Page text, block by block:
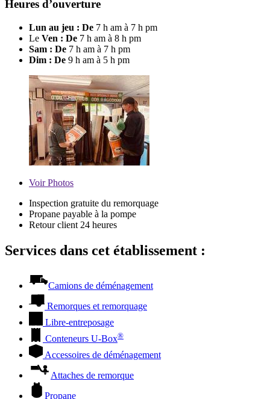
Heures d’ouverture
Lun au jeu : De 7 h am à 7 h pm
Le Ven : De 7 h am à 8 h pm
Sam : De 7 h am à 7 h pm
Dim : De 9 h am à 5 h pm
VoirPhotos
Inspection gratuite du remorquage
Propane payable à la pompe
Retour client 24 heures
Services dans cet établissement :
Camions de déménagement
Remorques et remorquage
Libre-entreposage
Conteneurs U-Box®
Accessoires de déménagement
Attaches de remorque
Propane